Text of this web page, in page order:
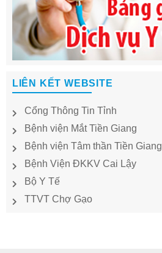
LIÊN KẾT WEBSITE
Cổng Thông Tin Tỉnh
Bệnh viện Mắt Tiền Giang
Bệnh viện Tâm thần Tiền Giang
Bệnh Viện ĐKKV Cai Lậy
Bộ Y Tế
TTVT Chợ Gạo